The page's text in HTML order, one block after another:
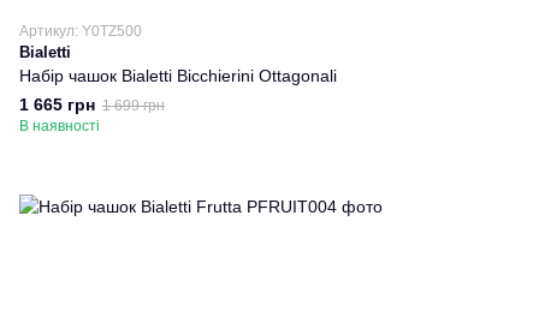
Артикул: Y0TZ500
Bialetti
Набір чашок Bialetti Bicchierini Ottagonali
1 665 грн 1 699 грн
В наявності